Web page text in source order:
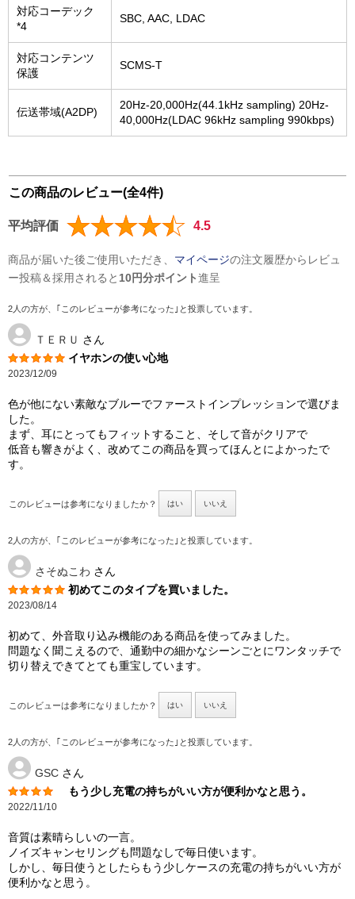
対応コーデック
*4
SBC, AAC, LDAC
対応コンテンツ
保護
SCMS-T
伝送帯域(A2DP)
20Hz-20,000Hz(44.1kHz sampling) 20Hz-
40,000Hz(LDAC 96kHz sampling 990kbps)
この商品のレビュー(全4件)
平均評価 4.5
商品が届いた後ご使用いただき、 マイページの注文履歴からレビュ
ー投稿＆採用されると 10円分ポイント進呈
2人の方が、｢このレビューが参考になった｣と投票しています。
ＴＥＲＵ さん
イヤホンの使い心地
2023/12/09
色が他にない素敵なブルーでファーストインプレッションで選びま
した。
まず、耳にとってもフィットすること、そして音がクリアで
低音も響きがよく、改めてこの商品を買ってほんとによかったで
す。
このレビューは参考になりましたか？ はい いいえ
2人の方が、｢このレビューが参考になった｣と投票しています。
さそぬこわ さん
初めてこのタイプを買いました。
2023/08/14
初めて、外音取り込み機能のある商品を使ってみました。
問題なく聞こえるので、通勤中の細かなシーンごとにワンタッチで
切り替えできてとても重宝しています。
このレビューは参考になりましたか？ はい いいえ
2人の方が、｢このレビューが参考になった｣と投票しています。
GSC さん
もう少し充電の持ちがいい方が便利かなと思う。
2022/11/10
音質は素晴らしいの一言。
ノイズキャンセリングも問題なしで毎日使います。
しかし、毎日使うとしたらもう少しケースの充電の持ちがいい方が
便利かなと思う。